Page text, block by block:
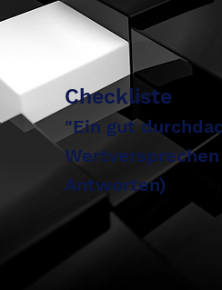
Checkliste
"Ein gut
Antworten)